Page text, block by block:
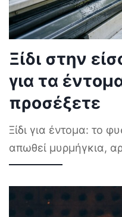
Ξίδι στην
για τα
προσέξετε
Ξίδι για έντομα: το
απωθεί μυρμήγκια,